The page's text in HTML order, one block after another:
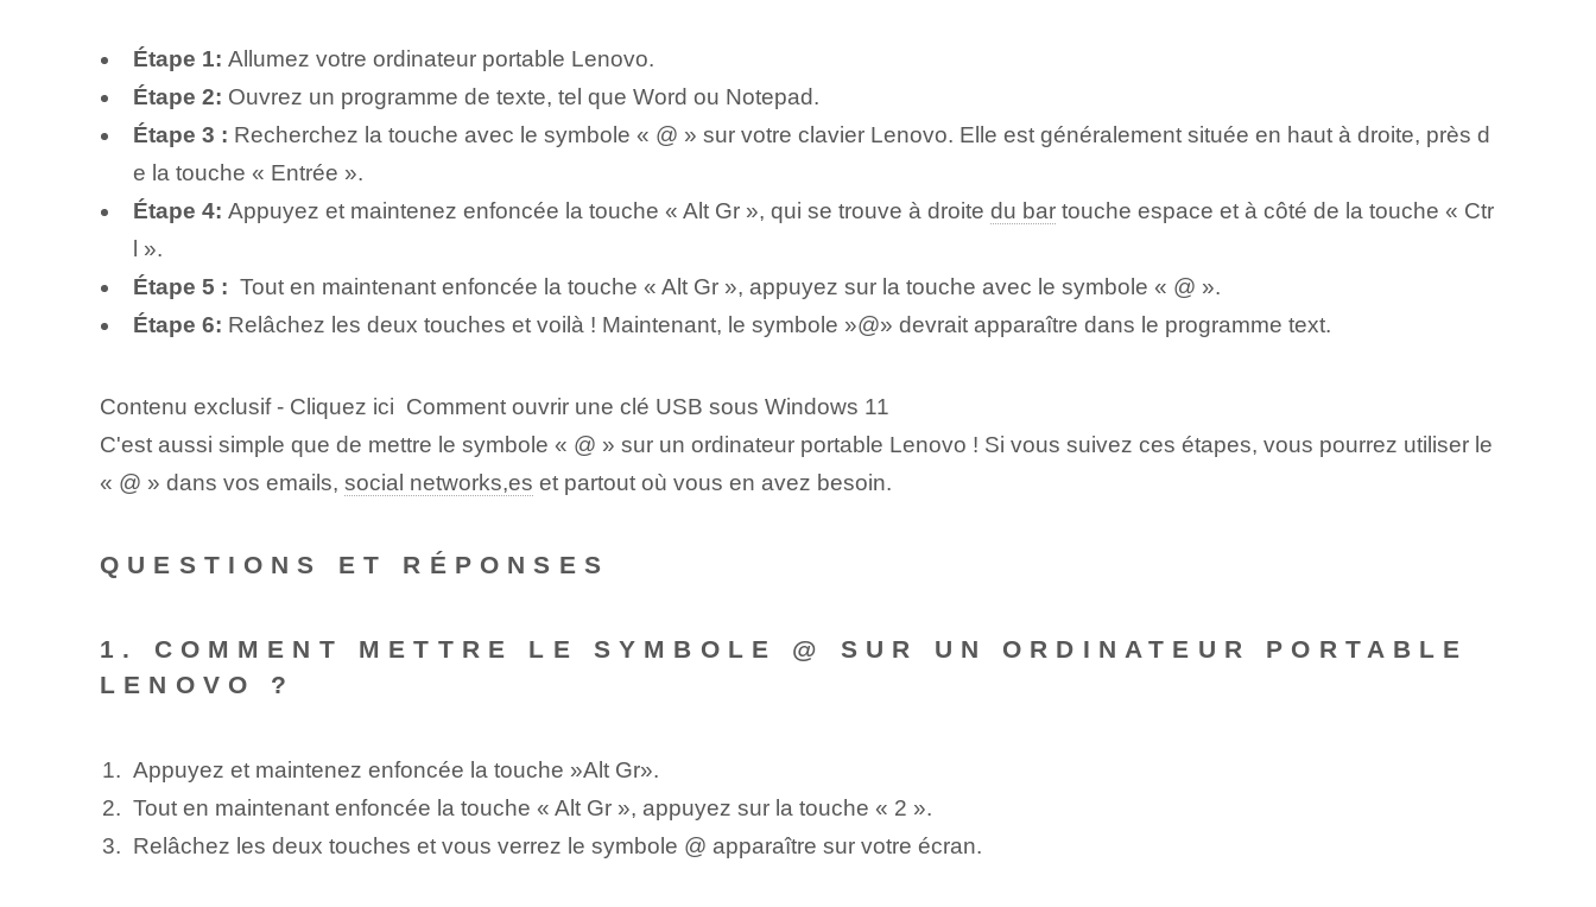
Étape 1: Allumez votre ordinateur portable Lenovo.
Étape 2: Ouvrez un programme de texte, tel que Word ou Notepad.
Étape ⁤3 : Recherchez la touche avec le symbole « @ » sur votre clavier Lenovo. Elle est généralement située en haut à droite, près d
e la touche « Entrée ».
Étape 4: Appuyez et maintenez enfoncée la touche⁢ « Alt Gr », qui se trouve à droite du bar⁢touche espace et​ à côté de la touche « Ctr
l ».
Étape 5 : ⁢ Tout en maintenant enfoncée la touche « Alt Gr », appuyez sur la ‌touche⁤ avec le symbole « @ ».
Étape 6: Relâchez les deux touches et voilà ! Maintenant, le ⁣symbole ​»@» devrait apparaître⁢ dans le​ programme​ text⁤.
Contenu exclusif - Cliquez ici Comment ouvrir une clé USB sous Windows 11
C'est aussi simple que de mettre le symbole « @ » sur un ordinateur portable Lenovo ! Si vous suivez ces étapes, vous pourrez utiliser le
« @ » dans vos emails, social networks,es et partout où vous en avez besoin.
QUESTIONS ET RÉPONSES
1. COMMENT METTRE LE SYMBOLE @ SUR UN ORDINATEUR PORTABLE
LENOVO ?
Appuyez et maintenez enfoncée la touche ‍»Alt Gr».
Tout en maintenant enfoncée la touche « Alt Gr », appuyez sur la touche « 2 ».
Relâchez les deux touches et vous verrez le symbole ‌@ apparaître sur votre écran.